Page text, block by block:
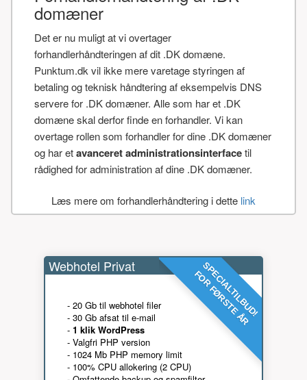
domæner
Det er nu muligt at vi overtager
forhandlerhåndteringen af dit .DK domæne.
Punktum.dk vil ikke mere varetage styringen af
betaling og teknisk håndtering af eksempelvis DNS
servere for .DK domæner. Alle som har et .DK
domæne skal derfor finde en forhandler. Vi kan
overtage rollen som forhandler for dine .DK domæner
og har etavanceret administrationsinterfacetil
rådighed for administration af dine .DK domæner.
Læs mere om forhandlerhåndtering i dette link
SPECIALTILBUD!
FOR FØRSTE ÅR
Webhotel Privat
- 20 Gb til webhotel filer
- 30 Gb afsat til e-mail
- 1 klik WordPress
- Valgfri PHP version
- 1024 Mb PHP memory limit
- 100% CPU allokering (2 CPU)